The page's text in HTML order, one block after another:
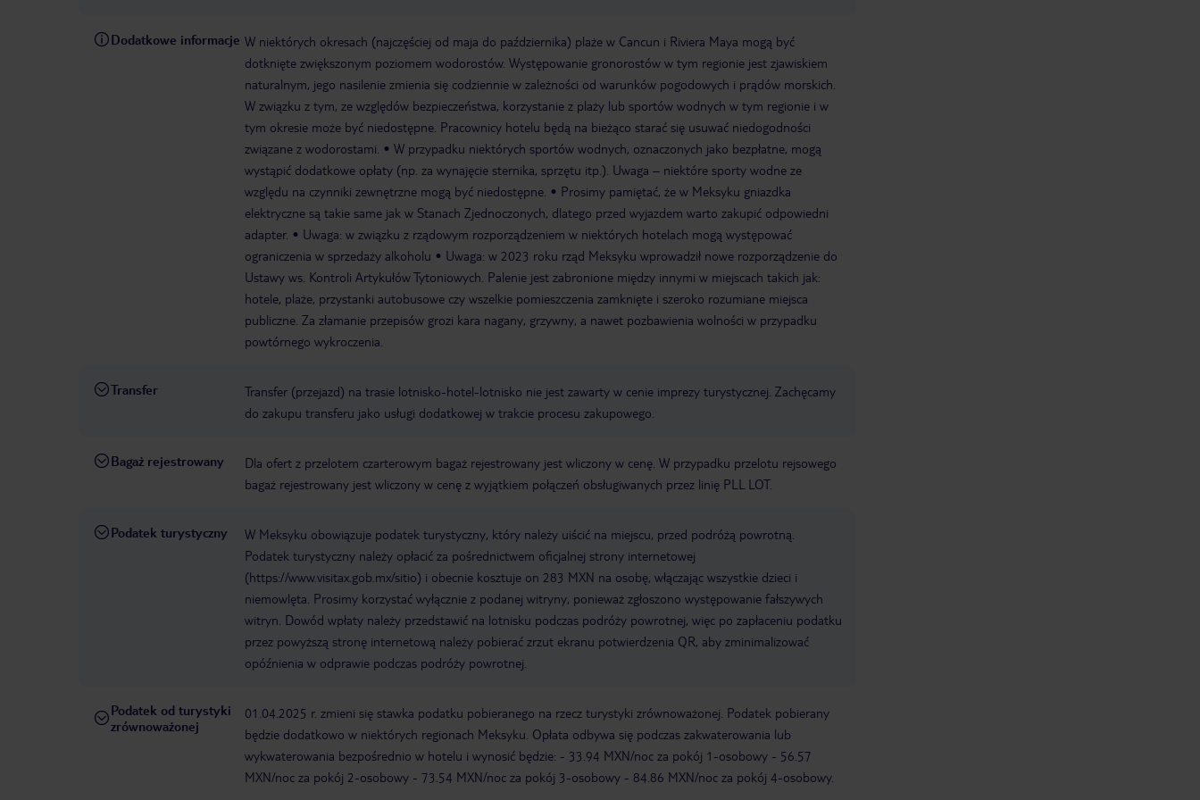
Dodatkowe informacje W niektórych okresach (najczęściej od maja do października) plaże w Cancun i Riviera Maya mogą być
dotknięte zwiększonym poziomem wodorostów. Występowanie gronorostów w tym regionie jest zjawiskiem
naturalnym, jego nasilenie zmienia się codziennie w zależności od warunków pogodowych i prądów morskich.
W związku z tym, ze względów bezpieczeństwa, korzystanie z plaży lub sportów wodnych w tym regionie i w
tym okresie może być niedostępne. Pracownicy hotelu będą na bieżąco starać się usuwać niedogodności
związane z wodorostami.
W przypadku niektórych sportów wodnych, oznaczonych jako bezpłatne, mogą
wystąpić dodatkowe opłaty (np. za wynajęcie sternika, sprzętu itp.). Uwaga – niektóre sporty wodne ze
względu na czynniki zewnętrzne mogą być niedostępne.
Prosimy pamiętać, że w Meksyku gniazdka
elektryczne są takie same jak w Stanach Zjednoczonych, dlatego przed wyjazdem warto zakupić odpowiedni
adapter.
Uwaga: w związku z rządowym rozporządzeniem w niektórych hotelach mogą występować
ograniczenia w sprzedaży alkoholu
Uwaga: w 2023 roku rząd Meksyku wprowadził nowe rozporządzenie do
Ustawy ws. Kontroli Artykułów Tytoniowych. Palenie jest zabronione między innymi w miejscach takich jak:
hotele, plaże, przystanki autobusowe czy wszelkie pomieszczenia zamknięte i szeroko rozumiane miejsca
publiczne. Za złamanie przepisów grozi kara nagany, grzywny, a nawet pozbawienia wolności w przypadku
powtórnego wykroczenia.
Transfer
Transfer (przejazd) na trasie lotnisko-hotel-lotnisko nie jest zawarty w cenie imprezy turystycznej. Zachęcamy
do zakupu transferu jako usługi dodatkowej w trakcie procesu zakupowego.
Bagaż rejestrowany
Dla ofert z przelotem czarterowym bagaż rejestrowany jest wliczony w cenę. W przypadku przelotu rejsowego
bagaż rejestrowany jest wliczony w cenę z wyjątkiem połączeń obsługiwanych przez linię PLL LOT.
Podatek turystyczny
W Meksyku obowiązuje podatek turystyczny, który należy uiścić na miejscu, przed podróżą powrotną.
Podatek turystyczny należy opłacić za pośrednictwem oficjalnej strony internetowej
(https://www.visitax.gob.mx/sitio) i obecnie kosztuje on 283 MXN na osobę, włączając wszystkie dzieci i
niemowlęta. Prosimy korzystać wyłącznie z podanej witryny, ponieważ zgłoszono występowanie fałszywych
witryn. Dowód wpłaty należy przedstawić na lotnisku podczas podróży powrotnej, więc po zapłaceniu podatku
przez powyższą stronę internetową należy pobierać zrzut ekranu potwierdzenia QR, aby zminimalizować
opóźnienia w odprawie podczas podróży powrotnej.
Podatek od turystyki
zrównoważonej
01.04.2025 r. zmieni się stawka podatku pobieranego na rzecz turystyki zrównoważonej. Podatek pobierany
będzie dodatkowo w niektórych regionach Meksyku. Opłata odbywa się podczas zakwaterowania lub
wykwaterowania bezpośrednio w hotelu i wynosić będzie: - 33.94 MXN/noc za pokój 1-osobowy - 56.57
MXN/noc za pokój 2-osobowy - 73.54 MXN/noc za pokój 3-osobowy - 84.86 MXN/noc za pokój 4-osobowy.